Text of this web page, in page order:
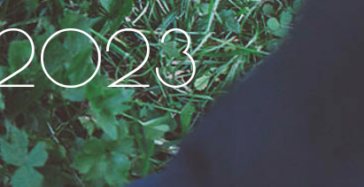
2023